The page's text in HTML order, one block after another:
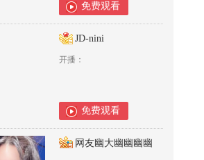
免费观看
JD-nini
开播：
免费观看
网友幽大幽幽幽幽